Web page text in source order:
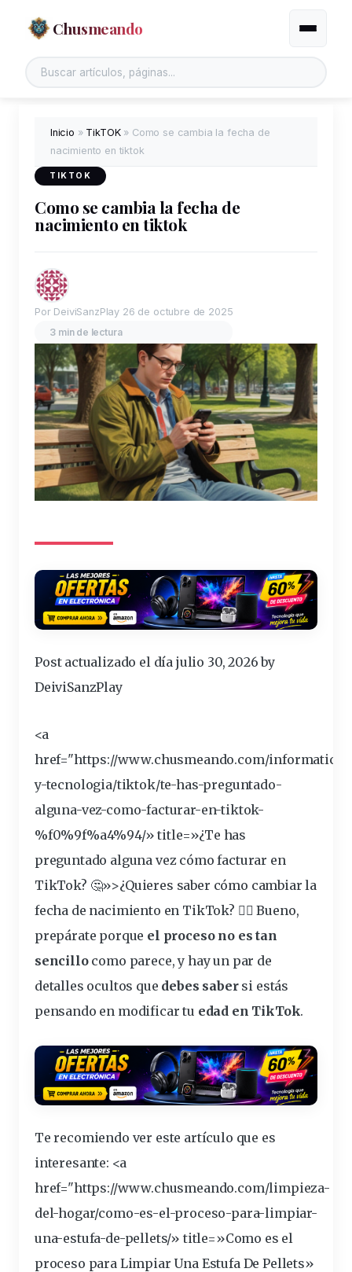
Chusmeando
Buscar en el sitio
Alternar
Inicio » TikTOK» Como se cambia la fecha de
nacimiento en tiktok
TIKTOK
Como se cambia la fecha de
nacimiento en tiktok
Por DeiviSanzPlay 26 de octubre de 2025
3 min de lectura
Post actualizado el día julio 30, 2026 by
DeiviSanzPlay
<a
href="https://www.chusmeando.com/informatica-
y-tecnologia/tiktok/te-has-preguntado-
alguna-vez-como-facturar-en-tiktok-
%f0%9f%a4%94/» title=»¿Te has
preguntado alguna vez cómo facturar en
TikTok? 🤔»>¿Quieres saber cómo cambiar la
fecha de nacimiento en TikTok? 🕵️‍♂️ Bueno,
prepárate porque el proceso no es tan
sencillocomo parece, y hay un par de
detalles ocultos que debes sabersi estás
pensando en modificar tu edad en TikTok.
Te recomiendo ver este artículo que es
interesante: <a
href="https://www.chusmeando.com/limpieza-
del-hogar/como-es-el-proceso-para-limpiar-
una-estufa-de-pellets/» title=»Como es el
proceso para Limpiar Una Estufa De Pellets»